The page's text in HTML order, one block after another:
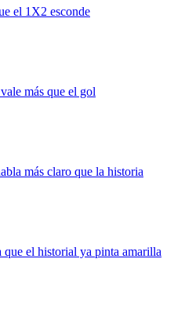
el 1X2 esconde
más que el gol
más claro que la historia
el historial ya pinta amarilla